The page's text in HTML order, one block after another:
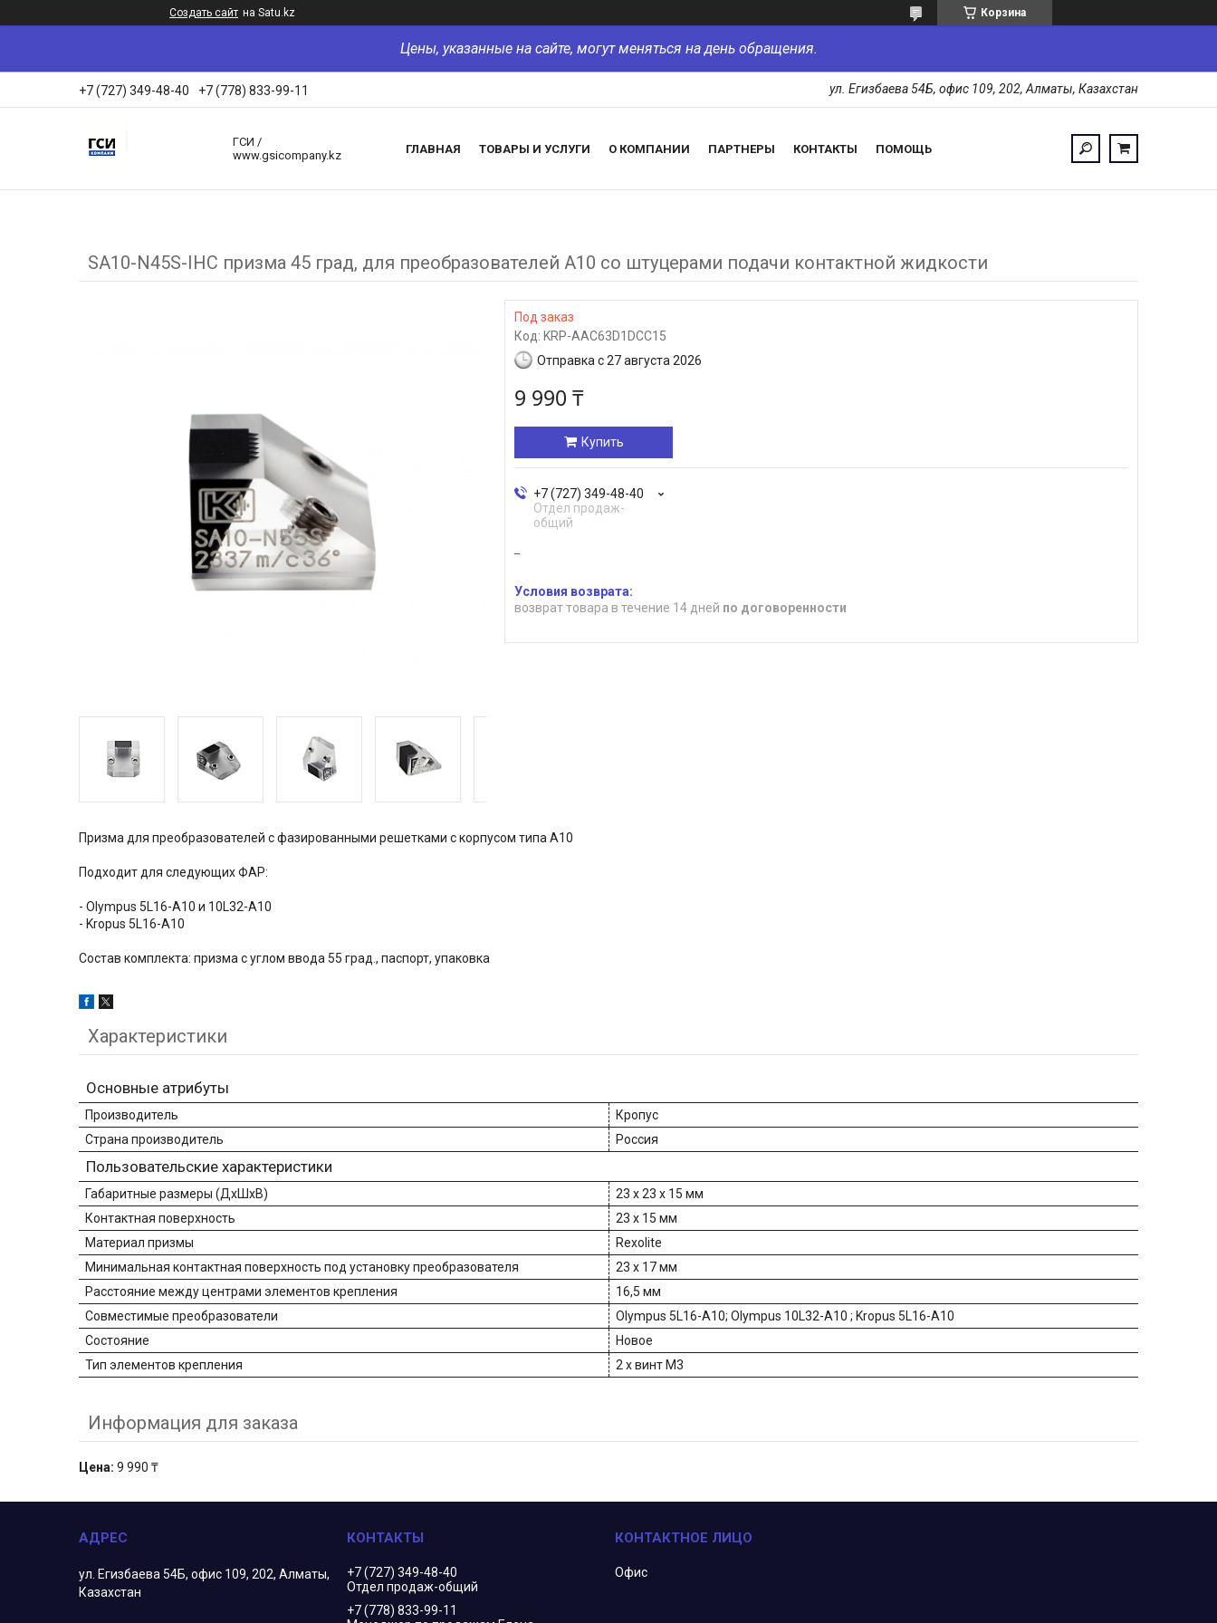
Создать сайт на Satu.kz Корзина
Цены, указанные на сайте, могут меняться на день обращения.
+7 (727) 349-48-40 +7 (778) 833-99-11 ул. Егизбаева 54Б, офис 109, 202, Алматы, Казахстан
ГСИ /
www.gsicompany.kz
ГЛАВНАЯ ТОВАРЫ И УСЛУГИ О КОМПАНИИ ПАРТНЕРЫ КОНТАКТЫ ПОМОЩЬ
SA10-N45S-IHC призма 45 град, для преобразователей A10 со штуцерами подачи контактной жидкости
Под заказ
Код: KRP-AAC63D1DCC15
Отправка с 27 августа 2026
9 990 ₸
Купить
+7 (727) 349-48-40
Отдел продаж-
общий
возврат товара в течение 14 дней по договоренности
Призма для преобразователей с фазированными решетками с корпусом типа A10
Подходит для следующих ФАР:
- Olympus 5L16-A10 и 10L32-A10
- Kropus 5L16-A10
Состав комплекта: призма с углом ввода 55 град., паспорт, упаковка
Характеристики
Основные атрибуты
Производитель
Кропус
Страна производитель
Россия
Пользовательские характеристики
Габаритные размеры (ДхШхВ)
23 х 23 х 15 мм
Контактная поверхность
23 x 15 мм
Материал призмы
Rexolite
Минимальная контактная поверхность под установку преобразователя
23 х 17 мм
Расстояние между центрами элементов крепления
16,5 мм
Совместимые преобразователи
Olympus 5L16-A10; Olympus 10L32-A10 ; Kropus 5L16-A10
Состояние
Новое
Тип элементов крепления
2 х винт М3
Информация для заказа
Цена: 9 990 ₸
ул. Егизбаева 54Б, офис 109, 202, Алматы,
Казахстан
+7 (727) 349-48-40
Отдел продаж-общий
+7 (778) 833-99-11
Офис